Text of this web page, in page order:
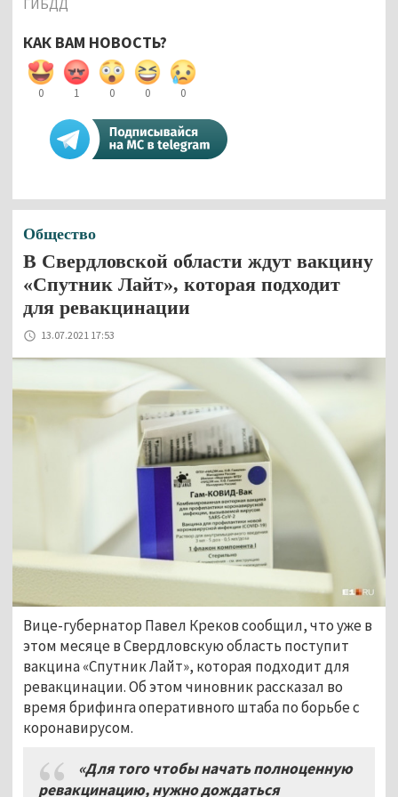
ГИБДД
КАК ВАМ НОВОСТЬ?
0 1 0 0 0
Общество
В Свердловской области ждут вакцину
«Спутник Лайт», которая подходит
для ревакцинации
13.07.2021 17:53
Вице-губернатор Павел Креков сообщил, что уже в
этом месяце в Свердловскую область поступит
вакцина «Спутник Лайт», которая подходит для
ревакцинации. Об этом чиновник рассказал во
время брифинга оперативного штаба по борьбе с
коронавирусом.
«Для того чтобы начать полноценную
ревакцинацию, нужно дождаться